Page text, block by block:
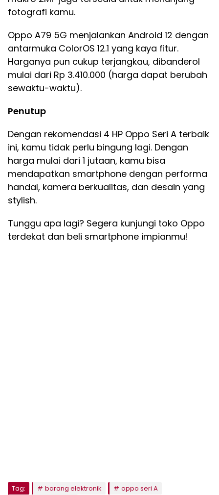
fotografi kamu.
Oppo A79 5G menjalankan Android 12 dengan
antarmuka ColorOS 12.1 yang kaya fitur.
Harganya pun cukup terjangkau, dibanderol
mulai dari Rp 3.410.000 (harga dapat berubah
sewaktu-waktu).
Penutup
Dengan rekomendasi 4 HP Oppo Seri A terbaik
ini, kamu tidak perlu bingung lagi. Dengan
harga mulai dari 1 jutaan, kamu bisa
mendapatkan smartphone dengan performa
handal, kamera berkualitas, dan desain yang
stylish.
Tunggu apa lagi? Segera kunjungi toko Oppo
terdekat dan beli smartphone impianmu!
Tag: barang elektronik
oppo seri A